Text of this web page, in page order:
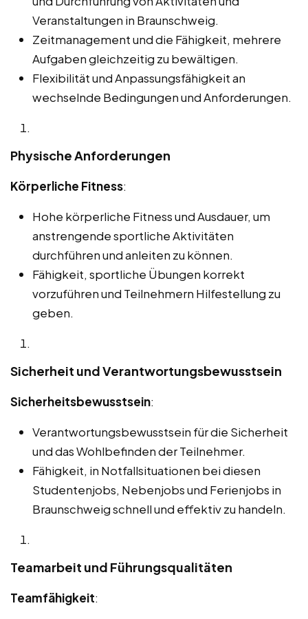
Veranstaltungen in Braunschweig.
Zeitmanagement und die Fähigkeit, mehrere
Aufgaben gleichzeitig zu bewältigen.
Flexibilität und Anpassungsfähigkeit an
wechselnde Bedingungen und Anforderungen.
Physische Anforderungen
Körperliche Fitness:
Hohe körperliche Fitness und Ausdauer, um
anstrengende sportliche Aktivitäten
durchführen und anleiten zu können.
Fähigkeit, sportliche Übungen korrekt
vorzuführen und Teilnehmern Hilfestellung zu
geben.
Sicherheit und Verantwortungsbewusstsein
Sicherheitsbewusstsein:
Verantwortungsbewusstsein für die Sicherheit
und das Wohlbefinden der Teilnehmer.
Fähigkeit, in Notfallsituationen bei diesen
Studentenjobs, Nebenjobs und Ferienjobs in
Braunschweig schnell und effektiv zu handeln.
Teamarbeit und Führungsqualitäten
Teamfähigkeit: